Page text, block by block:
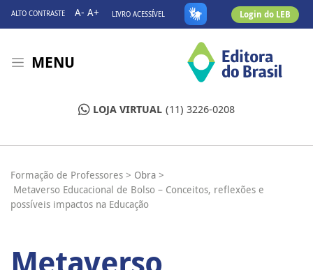
ALTO CONTRASTE A- A+ LIVRO ACESSÍVEL Login do LEB
MENU
LOJA VIRTUAL (11) 3226-0208
Formação de Professores > Obra >
Metaverso Educacional de Bolso – Conceitos, reflexões e
possíveis impactos na Educação